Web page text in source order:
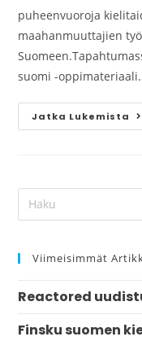
puheenvuoroja
maahanmuuttajien
suomi -
Jatka Lukemista
Viimeisimmät
Reactored
Finsku suomen